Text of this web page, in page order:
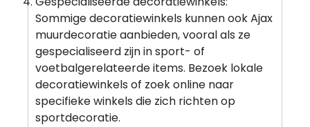
Sommige decoratiewinkels kunnen ook Ajax
muurdecoratie aanbieden, vooral als ze
gespecialiseerd zijn in sport- of
voetbalgerelateerde items. Bezoek lokale
decoratiewinkels of zoek online naar
specifieke winkels die zich richten op
sportdecoratie.